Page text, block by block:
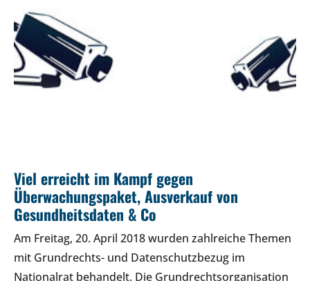
Viel erreicht im Kampf gegen
Überwachungspaket, Ausverkauf von
Gesundheitsdaten & Co
Am Freitag, 20. April 2018 wurden zahlreiche Themen
mit Grundrechts- und Datenschutzbezug im
Nationalrat behandelt. Die Grundrechtsorganisation